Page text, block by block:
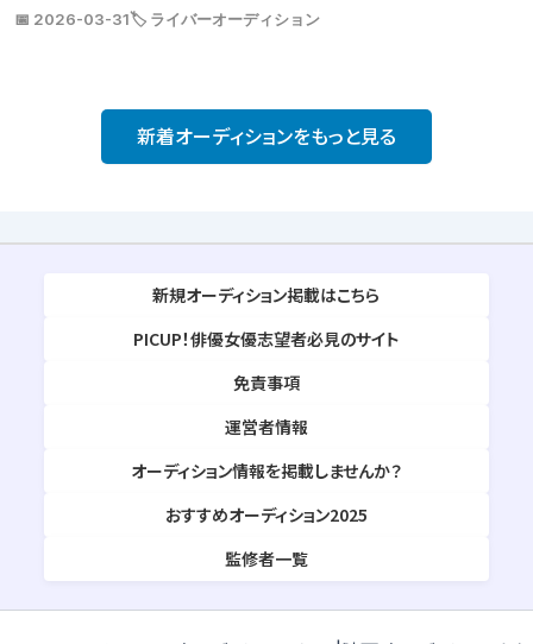
📅 2026-03-31🏷️ ライバーオーディション
新着オーディションをもっと見る
新規オーディション掲載はこちら
PICUP！俳優女優志望者必見のサイト
免責事項
運営者情報
オーディション情報を掲載しませんか？
おすすめオーディション2025
監修者一覧